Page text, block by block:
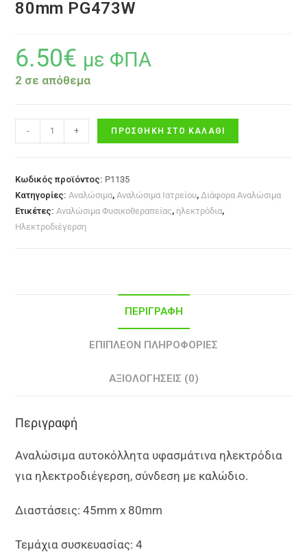
80mm PG473W
6.50€ με ΦΠΑ
2 σε απόθεμα
- + ΠΡΟΣΘΉΚΗ ΣΤΟ ΚΑΛΆΘΙ
Κωδικός προϊόντος: P1135
Κατηγορίες:Αναλώσιμα,Αναλώσιμα Ιατρείου,Διάφορα Αναλώσιμα
Ετικέτες:Αναλώσιμα Φυσικοθεραπείας, ηλεκτρόδια,
Ηλεκτροδιέγερση
ΠΕΡΙΓΡΑΦΉ
ΕΠΙΠΛΈΟΝ ΠΛΗΡΟΦΟΡΊΕΣ
ΑΞΙΟΛΟΓΉΣΕΙΣ (0)
Περιγραφή
Αναλώσιμα αυτοκόλλητα υφασμάτινα ηλεκτρόδια
για ηλεκτροδιέγερση, σύνδεση με καλώδιο.
Διαστάσεις: 45mm x 80mm
Τεμάχια συσκευασίας: 4